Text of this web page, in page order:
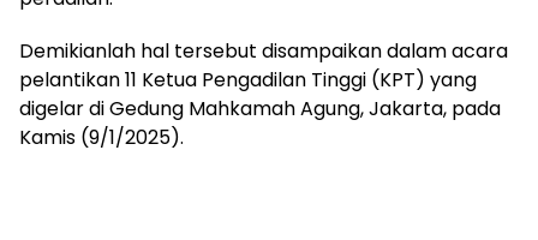
Demikianlah hal tersebut disampaikan dalam acara
pelantikan 11 Ketua Pengadilan Tinggi (KPT) yang
digelar di Gedung Mahkamah Agung, Jakarta, pada
Kamis (9/1/2025).